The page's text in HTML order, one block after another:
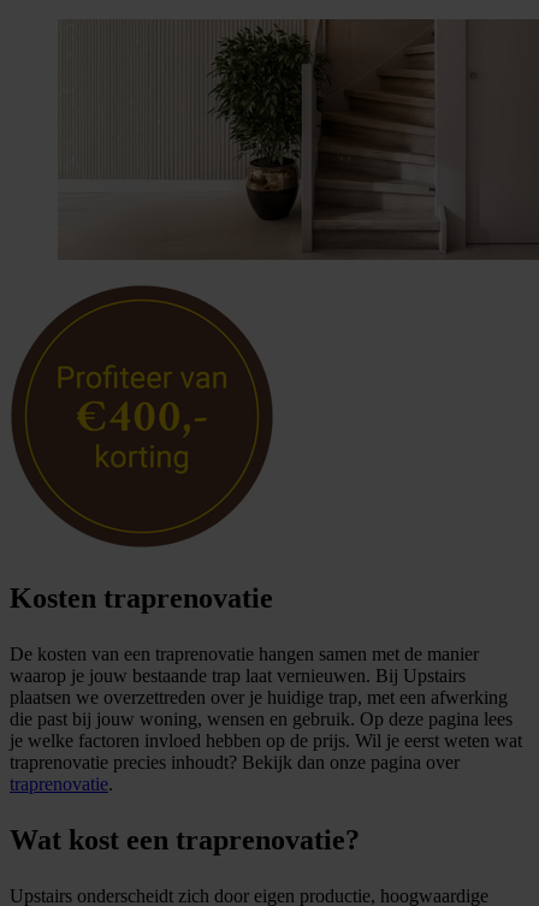
Kosten traprenovatie
De kosten van een traprenovatie hangen samen met de manier
waarop je jouw bestaande trap laat vernieuwen. Bij Upstairs
plaatsen we overzettreden over je huidige trap, met een afwerking
die past bij jouw woning, wensen en gebruik. Op deze pagina lees
je welke factoren invloed hebben op de prijs. Wil je eerst weten wat
traprenovatie precies inhoudt? Bekijk dan onze pagina over
traprenovatie.
Wat kost een traprenovatie?
Upstairs onderscheidt zich door eigen productie, hoogwaardige